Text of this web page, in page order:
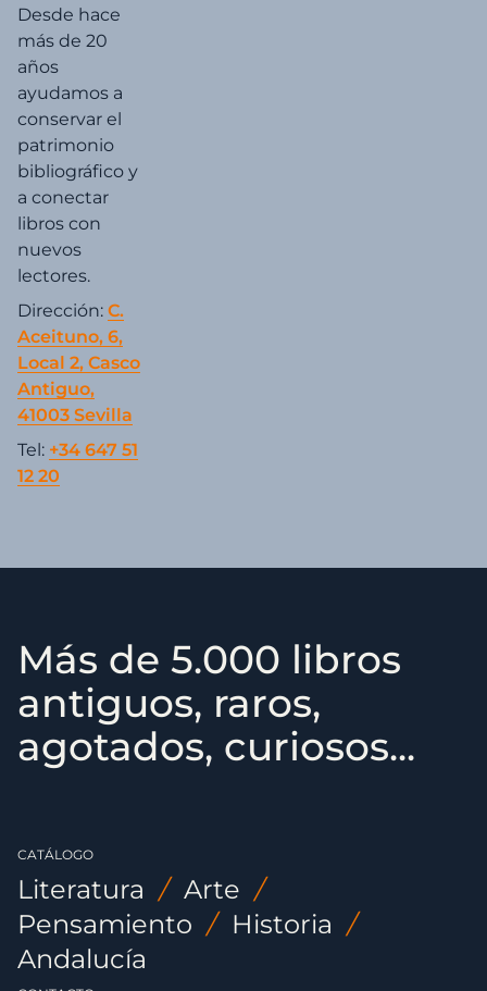
Desde hace
más de 20
años
ayudamos a
conservar el
patrimonio
bibliográfico y
a conectar
libros con
nuevos
lectores.
Dirección: C.
Aceituno, 6,
Local 2, Casco
Antiguo,
41003 Sevilla
Tel: +34 647 51
12 20
Más de 5.000 libros
antiguos, raros,
agotados, curiosos...
CATÁLOGO
Literatura / Arte /
Pensamiento / Historia /
Andalucía